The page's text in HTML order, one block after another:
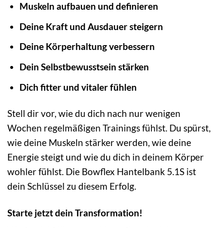
Muskeln aufbauen und definieren
Deine Kraft und Ausdauer steigern
Deine Körperhaltung verbessern
Dein Selbstbewusstsein stärken
Dich fitter und vitaler fühlen
Stell dir vor, wie du dich nach nur wenigen
Wochen regelmäßigen Trainings fühlst. Du spürst,
wie deine Muskeln stärker werden, wie deine
Energie steigt und wie du dich in deinem Körper
wohler fühlst. Die Bowflex Hantelbank 5.1S ist
dein Schlüssel zu diesem Erfolg.
Starte jetzt dein Transformation!